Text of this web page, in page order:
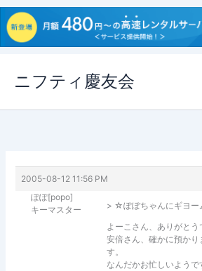
ス
ニフティ慶友会
2005-08-12 11:56 PM
ぽぽ[popo]
キーマスター
> ☆ぽぽちゃんにギヨー
よーこさん、ありがとう
安倍さん、確かに預か
す。
なんだかお忙しいよう